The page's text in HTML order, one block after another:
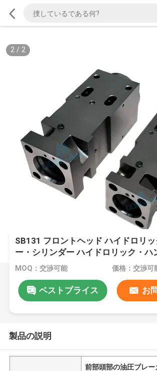
2/ 2
SB131 フロントヘッド ハイドロリ
ー・シリンダー ハイドロリック・ハ
DS13C
MOQ：交渉可能 価格：交渉可
ベストプライス お
製品の説明
前部頭部の油圧ブレ